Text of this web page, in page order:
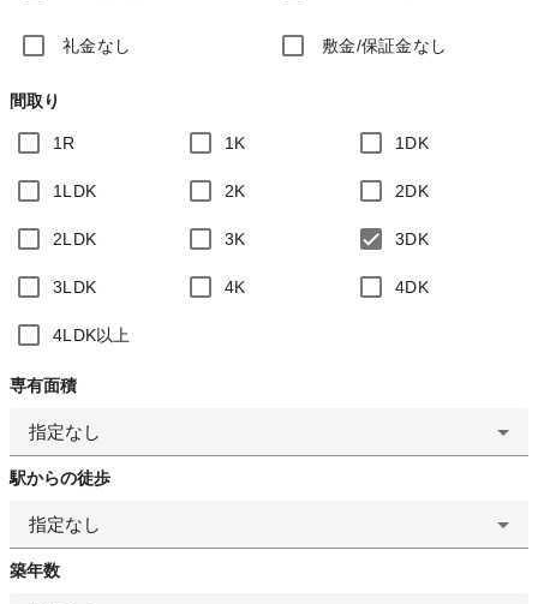
礼金なし 敷金/保証金なし
間取り
1R 1K 1DK
1LDK 2K 2DK
2LDK 3K 3DK
3LDK 4K 4DK
4LDK以上
専有面積
指定なし
駅からの徒歩
指定なし
築年数